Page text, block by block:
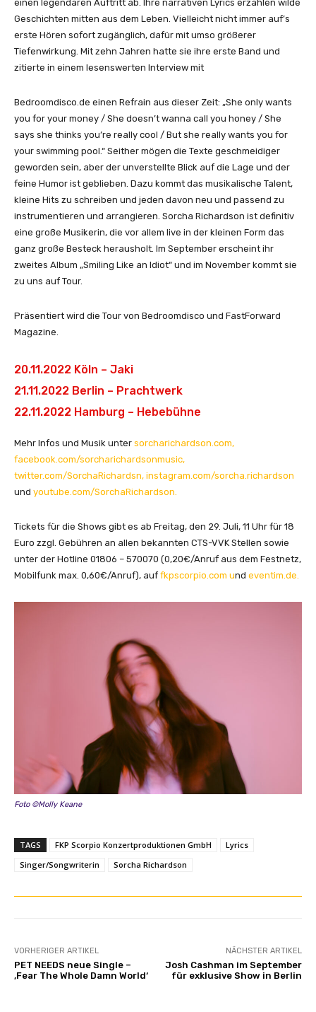
einen legendären Auftritt ab. Ihre narrativen Lyrics erzählen wilde
Geschichten mitten aus dem Leben. Vielleicht nicht immer auf’s
erste Hören sofort zugänglich, dafür mit umso größerer
Tiefenwirkung. Mit zehn Jahren hatte sie ihre erste Band und
zitierte in einem lesenswerten Interview mit
Bedroomdisco.de einen Refrain aus dieser Zeit: „She only wants
you for your money / She doesn’t wanna call you honey / She
says she thinks you’re really cool / But she really wants you for
your swimming pool.“ Seither mögen die Texte geschmeidiger
geworden sein, aber der unverstellte Blick auf die Lage und der
feine Humor ist geblieben. Dazu kommt das musikalische Talent,
kleine Hits zu schreiben und jeden davon neu und passend zu
instrumentieren und arrangieren. Sorcha Richardson ist definitiv
eine große Musikerin, die vor allem live in der kleinen Form das
ganz große Besteck herausholt. Im September erscheint ihr
zweites Album „Smiling Like an Idiot“ und im November kommt sie
zu uns auf Tour.
Präsentiert wird die Tour von Bedroomdisco und FastForward
Magazine.
20.11.2022 Köln – Jaki
21.11.2022 Berlin – Prachtwerk
22.11.2022 Hamburg – Hebebühne
Mehr Infos und Musik unter sorcharichardson.com,
facebook.com/sorcharichardsonmusic,
twitter.com/SorchaRichardsn, instagram.com/sorcha.richardson
und youtube.com/SorchaRichardson.
Tickets für die Shows gibt es ab Freitag, den 29. Juli, 11 Uhr für 18
Euro zzgl. Gebühren an allen bekannten CTS-VVK Stellen sowie
unter der Hotline 01806 – 570070 (0,20€/Anruf aus dem Festnetz,
Mobilfunk max. 0,60€/Anruf), auf fkpscorpio.com und eventim.de.
Foto ©Molly Keane
TAGS FKP Scorpio Konzertproduktionen GmbH
Lyrics
Singer/Songwriterin
Sorcha Richardson
VORHERIGER ARTIKEL
PET NEEDS neue Single –
‚Fear The Whole Damn World‘
NÄCHSTER ARTIKEL
Josh Cashman im September
für exklusive Show in Berlin